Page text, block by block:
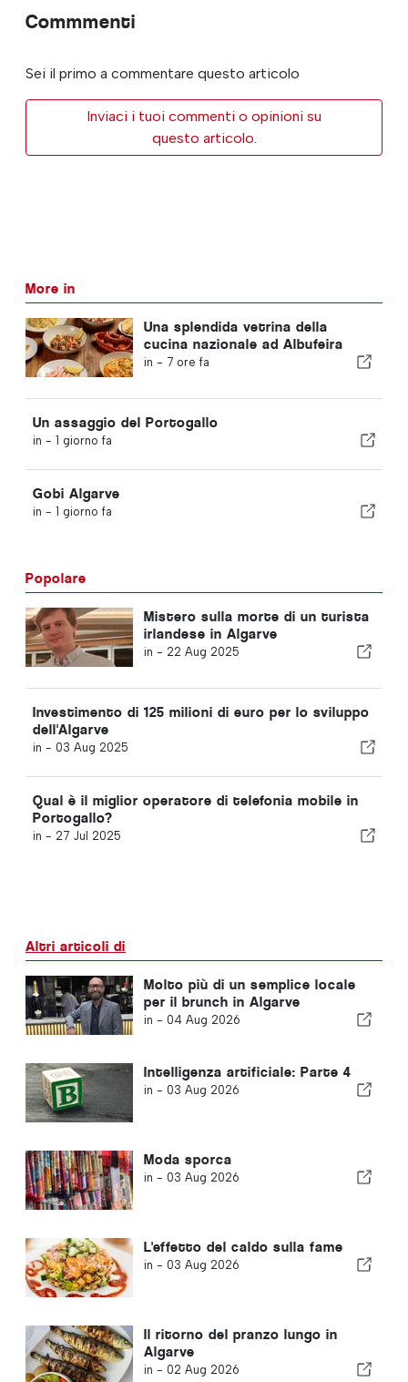
Commmenti
Sei il primo a commentare questo articolo
Inviaci i tuoi commenti o opinioni su
questo articolo.
More in
Una splendida vetrina della
cucina nazionale ad Albufeira
in - 7 ore fa
Un assaggio del Portogallo
in - 1 giorno fa
Gobi Algarve
in - 1 giorno fa
Popolare
Mistero sulla morte di un turista
irlandese in Algarve
in - 22 Aug 2025
Investimento di 125 milioni di euro per lo sviluppo
dell'Algarve
in - 03 Aug 2025
Qual è il miglior operatore di telefonia mobile in
Portogallo?
in - 27 Jul 2025
Altri articoli di
Molto più di un semplice locale
per il brunch in Algarve
in - 04 Aug 2026
Intelligenza artificiale: Parte 4
in - 03 Aug 2026
Moda sporca
in - 03 Aug 2026
L'effetto del caldo sulla fame
in - 03 Aug 2026
Il ritorno del pranzo lungo in
Algarve
in - 02 Aug 2026